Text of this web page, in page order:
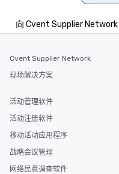
向 Cvent Supplier Network
Cvent Supplier Network
现场解决方案
活动管理软件
活动注册软件
移动活动应用程序
战略会议管理
网络民意调查软件